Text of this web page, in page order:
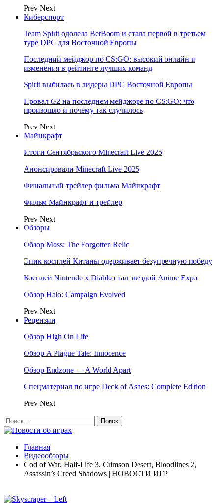
Prev Next
Киберспорт
Team Spirit одолела BetBoom и стала первой в третьем
туре DPC для Восточной Европы
Последний мейджор по CS:GO: высокий онлайн и
изменения в рейтинге лучших команд
Spirit выбилась в лидеры DPC Восточной Европы
Провал G2 на последнем мейджоре по CS:GO: что
произошло и почему так случилось
Prev Next
Майнкрафт
Итоги Сентябрьского Minecraft Live 2025
Анонсировали Minecraft Live 2025
Финальный трейлер фильма Майнкрафт
Фильм Майнкрафт и трейлер
Prev Next
Обзоры
Обзор Moss: The Forgotten Relic
Эпик косплей Китаны одерживает безупречную победу
Косплей Nintendo x Diablo стал звездой Anime Expo
Обзор Halo: Campaign Evolved
Prev Next
Рецензии
Обзор High On Life
Обзор A Plague Tale: Innocence
Обзор Endzone — A World Apart
Спецматериал по игре Deck of Ashes: Complete Edition
Prev Next
Главная
Видеообзоры
God of War, Half-Life 3, Crimson Desert, Bloodlines 2,
Assassin’s Creed Shadows | НОВОСТИ ИГР